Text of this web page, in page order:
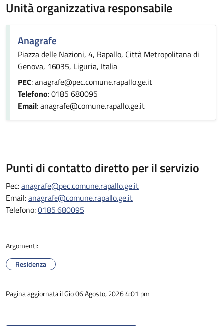
Unità organizzativa responsabile
Anagrafe
Piazza delle Nazioni, 4, Rapallo, Città Metropolitana di
Genova, 16035, Liguria, Italia
PEC: anagrafe@pec.comune.rapallo.ge.it
Telefono: 0185 680095
Email: anagrafe@comune.rapallo.ge.it
Punti di contatto diretto per il servizio
Pec:anagrafe@pec.comune.rapallo.ge.it
Email:anagrafe@comune.rapallo.ge.it
Telefono:0185 680095
Argomenti:
Residenza
Pagina aggiornata il Gio 06 Agosto, 2026 4:01 pm